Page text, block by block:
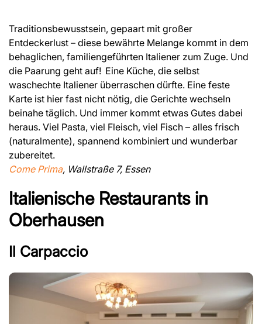
Traditionsbewusstsein, gepaart mit großer
Entdeckerlust – diese bewährte Melange kommt in dem
behaglichen, familiengeführten Italiener zum Zuge. Und
die Paarung geht auf! Eine Küche, die selbst
waschechte Italiener überraschen dürfte. Eine feste
Karte ist hier fast nicht nötig, die Gerichte wechseln
beinahe täglich. Und immer kommt etwas Gutes dabei
heraus. Viel Pasta, viel Fleisch, viel Fisch – alles frisch
(naturalmente), spannend kombiniert und wunderbar
zubereitet.
Come Prima, Wallstraße 7, Essen
Italienische Restaurants in
Oberhausen
Il Carpaccio